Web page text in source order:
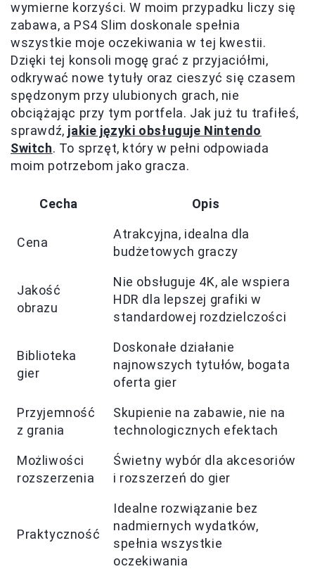
wymierne korzyści. W moim przypadku liczy się
zabawa, a PS4 Slim doskonale spełnia
wszystkie moje oczekiwania w tej kwestii.
Dzięki tej konsoli mogę grać z przyjaciółmi,
odkrywać nowe tytuły oraz cieszyć się czasem
spędzonym przy ulubionych grach, nie
obciążając przy tym portfela. Jak już tu trafiłeś,
sprawdź, jakie języki obsługuje Nintendo
Switch. To sprzęt, który w pełni odpowiada
moim potrzebom jako gracza.
Cecha Opis
Cena
Atrakcyjna, idealna dla
budżetowych graczy
Jakość
obrazu
Nie obsługuje 4K, ale wspiera
HDR dla lepszej grafiki w
standardowej rozdzielczości
Biblioteka
gier
Doskonałe działanie
najnowszych tytułów, bogata
oferta gier
Przyjemność
z grania
Skupienie na zabawie, nie na
technologicznych efektach
Możliwości
rozszerzenia
Świetny wybór dla akcesoriów
i rozszerzeń do gier
Praktyczność
Idealne rozwiązanie bez
nadmiernych wydatków,
spełnia wszystkie
oczekiwania